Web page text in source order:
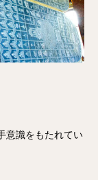
意識をもたれてい